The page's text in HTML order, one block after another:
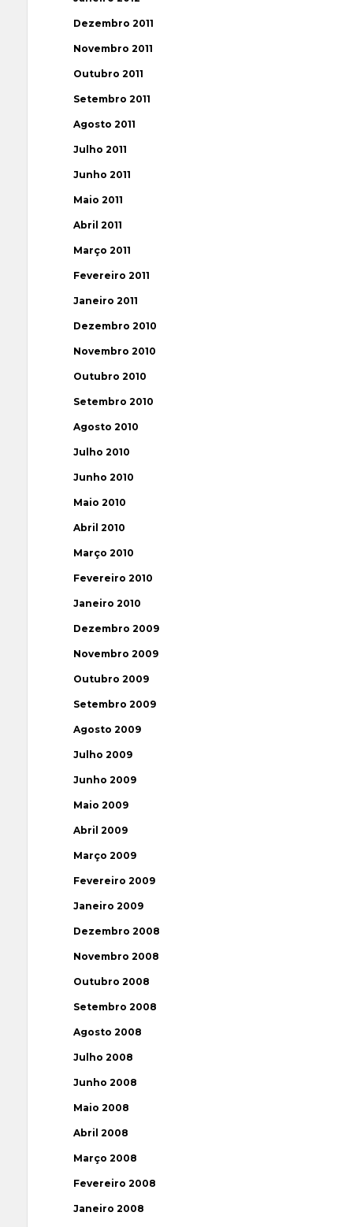
Dezembro 2011
Novembro 2011
Outubro 2011
Setembro 2011
Agosto 2011
Julho 2011
Junho 2011
Maio 2011
Abril 2011
Março 2011
Fevereiro 2011
Janeiro 2011
Dezembro 2010
Novembro 2010
Outubro 2010
Setembro 2010
Agosto 2010
Julho 2010
Junho 2010
Maio 2010
Abril 2010
Março 2010
Fevereiro 2010
Janeiro 2010
Dezembro 2009
Novembro 2009
Outubro 2009
Setembro 2009
Agosto 2009
Julho 2009
Junho 2009
Maio 2009
Abril 2009
Março 2009
Fevereiro 2009
Janeiro 2009
Dezembro 2008
Novembro 2008
Outubro 2008
Setembro 2008
Agosto 2008
Julho 2008
Junho 2008
Maio 2008
Abril 2008
Março 2008
Fevereiro 2008
Janeiro 2008